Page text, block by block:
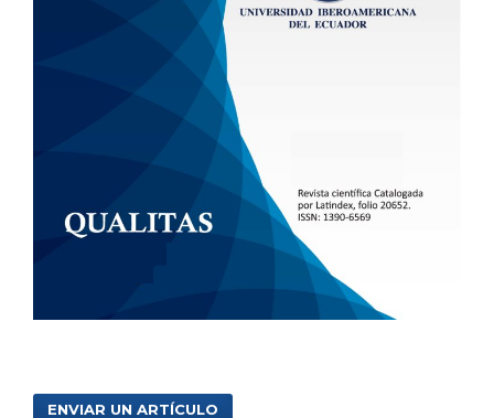
ENVIAR UN ARTÍCULO